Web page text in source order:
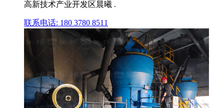
高新技术产业开发区晨曦 .
联系电话: 180 3780 8511